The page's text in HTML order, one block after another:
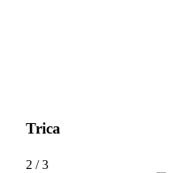
Trica
2 /3